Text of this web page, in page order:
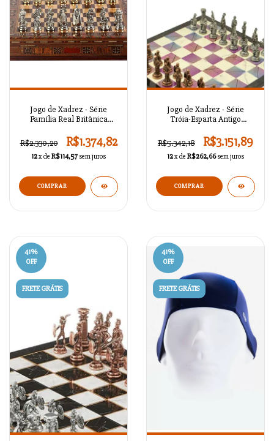
Jogo de Xadrez - Série
Família Real Britânica
R$2.330,20
R$1.374,82
12x de R$114,57 sem juros
COMPRAR
Jogo de Xadrez - Série
Tróia-Esparta Antigo
R$5.342,18
R$3.151,89
12x de R$262,66 sem juros
COMPRAR
41%
OFF
FRETE GRÁTIS
41%
OFF
FRETE GRÁTIS